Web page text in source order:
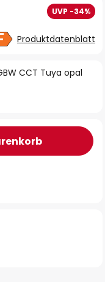
CCT Tuya opal
UVP -34%
Produktdatenblatt